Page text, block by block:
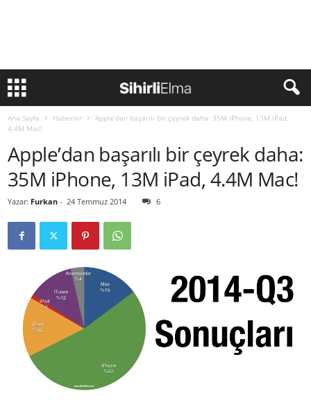
Ana Sayfa Haberler
Apple’dan başarılı bir çeyrek daha: 35M iPhone, 13M iPad,
4.4M Mac!
Apple’dan başarılı bir çeyrek daha:
35M iPhone, 13M iPad, 4.4M Mac!
Yazar: Furkan - 24 Temmuz 2014 6